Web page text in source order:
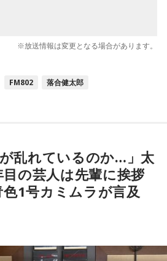
※放送情報は変更となる場合があります。
FM802 落合健太郎
乱れているのか…」太
の芸人は先輩に挨拶
1号カミムラが言及